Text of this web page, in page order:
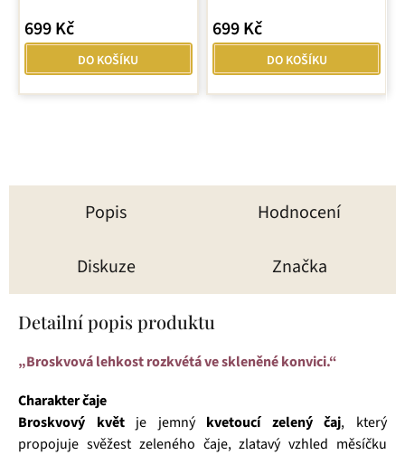
699 Kč
DO KOŠÍKU
699 Kč
DO KOŠÍKU
Popis Hodnocení
Diskuze Značka
Detailní popis produktu
„Broskvová lehkost rozkvétá ve skleněné konvici.“
Charakter čaje
Broskvový květje jemný kvetoucí zelený čaj, který
propojuje svěžest zeleného čaje, zlatavý vzhled měsíčku